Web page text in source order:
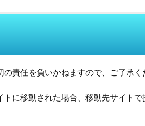
責任を負いかねますので、ご了承く
に移動された場合、移動先サイト